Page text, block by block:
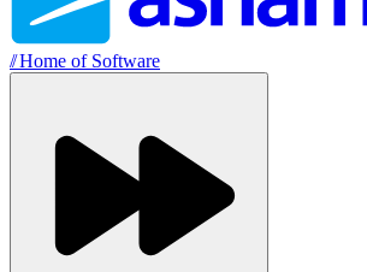
//Home of Software